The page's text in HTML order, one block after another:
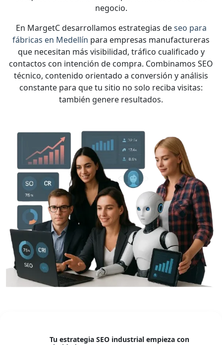
negocio.
En MargetC desarrollamos estrategias deseo para
fábricas en Medellín para empresas manufactureras
que necesitan más visibilidad, tráfico cualificado y
contactos con intención de compra. Combinamos SEO
técnico, contenido orientado a conversión y análisis
constante para que tu sitio no solo reciba visitas:
también genere resultados.
Tu estrategia SEO industrial empieza con